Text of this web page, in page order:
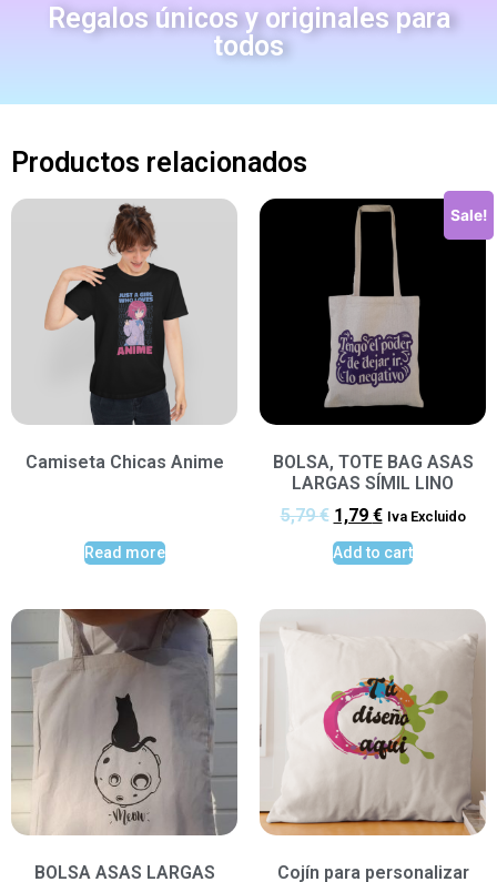
Regalos únicos y originales para
todos
Productos relacionados
Camiseta Chicas Anime
Read more
Sale!
BOLSA, TOTE BAG ASAS
LARGAS SÍMIL LINO
5,79€ 1,79 € Iva Excluido
Add to cart
BOLSA ASAS LARGAS Cojín para personalizar